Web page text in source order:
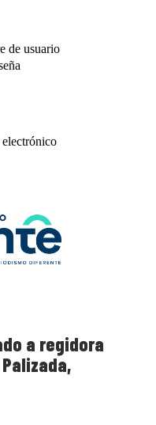
de usuario
a regidora